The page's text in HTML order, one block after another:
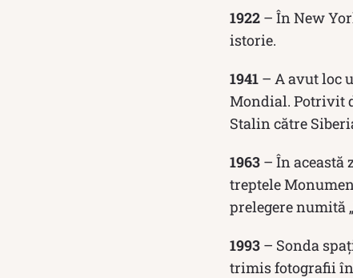
1922 – În New
istorie.
1941 – A avut loc
Mondial. Potrivit
Stalin către
1963 – În această
treptele
prelegere numită
1993 – Sonda
trimis fotografii